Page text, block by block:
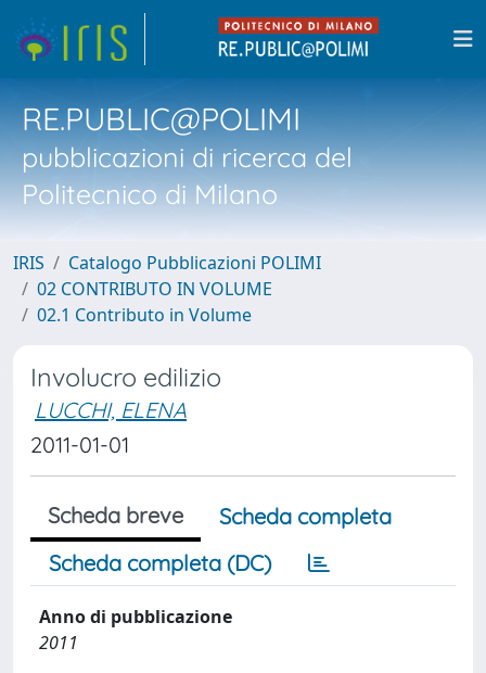
RE.PUBLIC@POLIMI
pubblicazioni di ricerca del
Politecnico di Milano
IRIS
Catalogo Pubblicazioni POLIMI
02 CONTRIBUTO IN VOLUME
02.1 Contributo in Volume
Involucro edilizio
LUCCHI, ELENA
2011-01-01
Scheda breve
Scheda completa
Scheda completa (DC)
Anno di pubblicazione
2011